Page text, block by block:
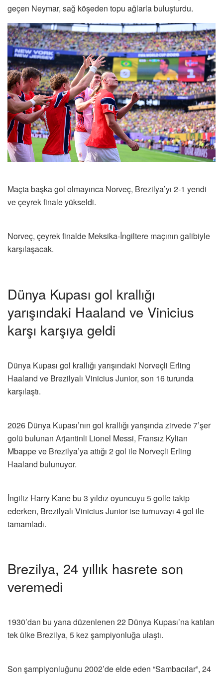
geçen Neymar, sağ köşeden topu ağlarla buluşturdu.
Maçta başka gol olmayınca Norveç, Brezilya’yı 2-1 yendi
ve çeyrek finale yükseldi.
Norveç, çeyrek finalde Meksika-İngiltere maçının galibiyle
karşılaşacak.
Dünya Kupası gol krallığı
yarışındaki Haaland ve Vinicius
karşı karşıya geldi
Dünya Kupası gol krallığı yarışındaki Norveçli Erling
Haaland ve Brezilyalı Vinicius Junior, son 16 turunda
karşılaştı.
2026 Dünya Kupası’nın gol krallığı yarışında zirvede 7’şer
golü bulunan Arjantinli Lionel Messi, Fransız Kylian
Mbappe ve Brezilya’ya attığı 2 gol ile Norveçli Erling
Haaland bulunuyor.
İngiliz Harry Kane bu 3 yıldız oyuncuyu 5 golle takip
ederken, Brezilyalı Vinicius Junior ise turnuvayı 4 gol ile
tamamladı.
Brezilya, 24 yıllık hasrete son
veremedi
1930’dan bu yana düzenlenen 22 Dünya Kupası’na katılan
tek ülke Brezilya, 5 kez şampiyonluğa ulaştı.
Son şampiyonluğunu 2002’de elde eden “Sambacılar”, 24